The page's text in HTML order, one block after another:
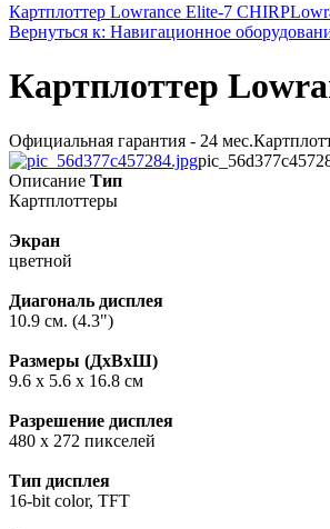
Картплоттер Lowrance Elite-7 CHIRP
Вернуться к: Навигационное
Картплоттер
Официальная гарантия - 24
Описание Тип
Картплоттеры
Экран
цветной
Диагональ дисплея
10.9 см. (4.3")
Размеры (ДxВxШ)
9.6 x 5.6 x 16.8 см
Разрешение дисплея
480 x 272 пикселей
Тип дисплея
16-bit color, TFT